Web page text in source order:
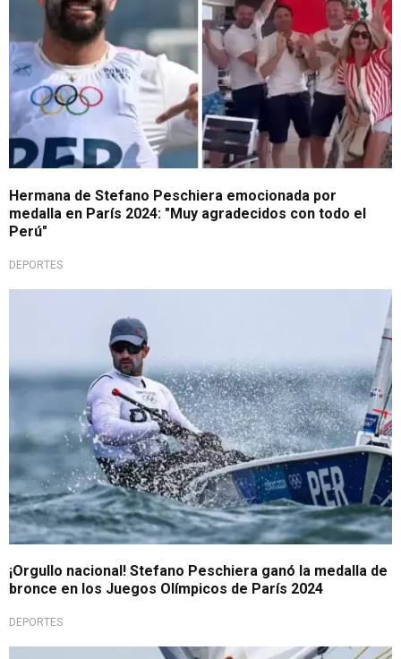
Hermana de Stefano Peschiera emocionada por
medalla en París 2024: "Muy agradecidos con todo el
Perú"
DEPORTES
¡Orgullo nacional! Stefano Peschiera ganó la medalla de
bronce en los Juegos Olímpicos de París 2024
DEPORTES